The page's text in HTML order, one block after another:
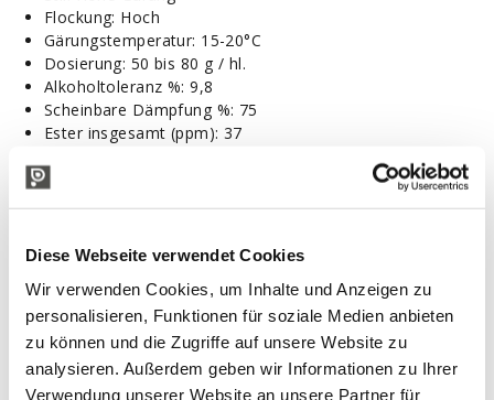
Diese Webseite verwendet Cookies
Wir verwenden Cookies, um Inhalte und Anzeigen zu
personalisieren, Funktionen für soziale Medien anbieten
zu können und die Zugriffe auf unsere Website zu
analysieren. Außerdem geben wir Informationen zu Ihrer
Verwendung unserer Website an unsere Partner für
Flockung: Hoch
Gärungstemperatur: 15-20°C
Dosierung: 50 bis 80 g / hl.
Alkoholtoleranz %: 9,8
Scheinbare Dämpfung %: 75
Ester insgesamt (ppm): 37
Verfallsdatum: 36 Monate ab Produktionsdatum
Rehydrieren Sie die Trockenhefe, die für die Gärung am
besten geeignet ist. Die Rehydrierung kann erfolgen,
indem die Trockenhefe in einen Behälter mit dem 10-
fachen ihres Gewichts an sterilem Wasser oder
kochendem Most gegeben wird.
Rehydratationstemperatur: 27°C ± 3°C. Wenn die Hefe